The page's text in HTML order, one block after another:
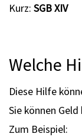
Kurz: SGB XIV
Welche
Diese Hilfe
Sie können
Zum Beispiel: